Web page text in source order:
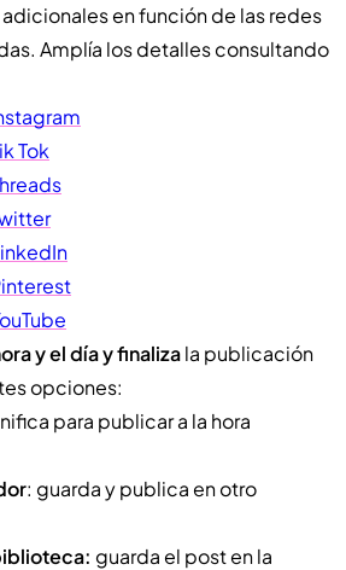
en función de las redes
Amplía los detalles consultando
Tok
y el día y finalizala publicación
opciones:
para publicar a la hora
: guarda y publica en otro
guarda el post en la